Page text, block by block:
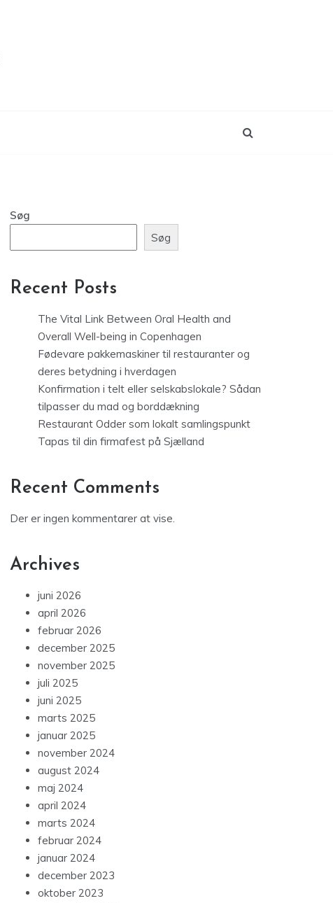
Søg
Søg
Recent Posts
The Vital Link Between Oral Health and
Overall Well-being in Copenhagen
Fødevare pakkemaskiner til restauranter og
deres betydning i hverdagen
Konfirmation i telt eller selskabslokale? Sådan
tilpasser du mad og borddækning
Restaurant Odder som lokalt samlingspunkt
Tapas til din firmafest på Sjælland
Recent Comments
Der er ingen kommentarer at vise.
Archives
juni 2026
april 2026
februar 2026
december 2025
november 2025
juli 2025
juni 2025
marts 2025
januar 2025
november 2024
august 2024
maj 2024
april 2024
marts 2024
februar 2024
januar 2024
december 2023
oktober 2023